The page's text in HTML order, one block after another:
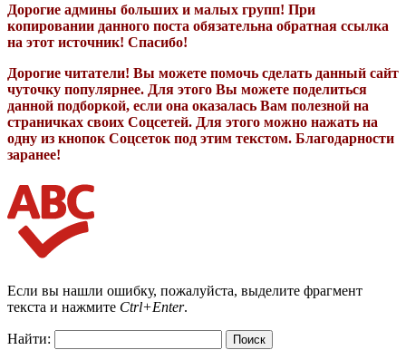
Дорогие админы больших и малых групп! При
копировании данного поста обязательна обратная ссылка
на этот источник! Спасибо!
Дорогие читатели! Вы можете помочь сделать данный сайт
чуточку популярнее. Для этого Вы можете поделиться
данной подборкой, если она оказалась Вам полезной на
страничках своих Соцсетей. Для этого можно нажать на
одну из кнопок Соцсеток под этим текстом. Благодарности
заранее!
Если вы нашли ошибку, пожалуйста, выделите фрагмент
текста и нажмите Ctrl+Enter.
Найти: